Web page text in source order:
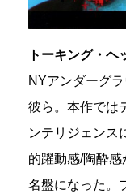
トーキング・
NYアンダーグ
彼ら。本作では
ンテリジェンス
的躍動感/陶酔
名盤になった。